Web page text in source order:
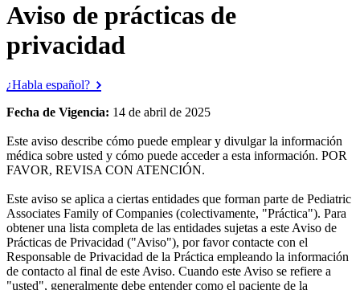
Aviso de prácticas de
privacidad
¿Habla español?
Fecha de Vigencia: 14 de abril de 2025
Este aviso describe cómo puede emplear y divulgar la información
médica sobre usted y cómo puede acceder a esta información. POR
FAVOR, REVISA CON ATENCIÓN.
Este aviso se aplica a ciertas entidades que forman parte de Pediatric
Associates Family of Companies (colectivamente, "Práctica"). Para
obtener una lista completa de las entidades sujetas a este Aviso de
Prácticas de Privacidad ("Aviso"), por favor contacte con el
Responsable de Privacidad de la Práctica empleando la información
de contacto al final de este Aviso. Cuando este Aviso se refiere a
"usted", generalmente debe entender como el paciente de la